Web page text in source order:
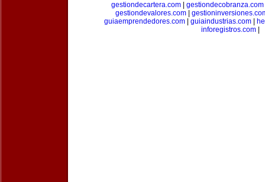
gestiondecartera.com| gestiondecobranza.com
gestiondevalores.com|
guiaemprendedores.com
guiaindustrias.com
inforegistros.com|